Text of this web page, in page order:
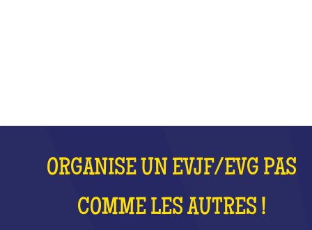
ORGANISE UN EVJF/EVG PAS
COMME LES AUTRES !